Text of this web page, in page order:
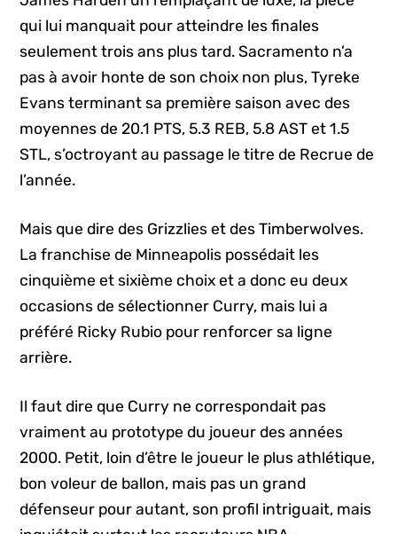
qui lui manquait pour atteindre les finales
seulement trois ans plus tard. Sacramento n’a
pas à avoir honte de son choix non plus, Tyreke
Evans terminant sa première saison avec des
moyennes de 20.1 PTS, 5.3 REB, 5.8 AST et 1.5
STL, s’octroyant au passage le titre de Recrue de
l’année.
Mais que dire des Grizzlies et des Timberwolves.
La franchise de Minneapolis possédait les
cinquième et sixième choix et a donc eu deux
occasions de sélectionner Curry, mais lui a
préféré Ricky Rubio pour renforcer sa ligne
arrière.
Il faut dire que Curry ne correspondait pas
vraiment au prototype du joueur des années
2000. Petit, loin d’être le joueur le plus athlétique,
bon voleur de ballon, mais pas un grand
défenseur pour autant, son profil intriguait, mais